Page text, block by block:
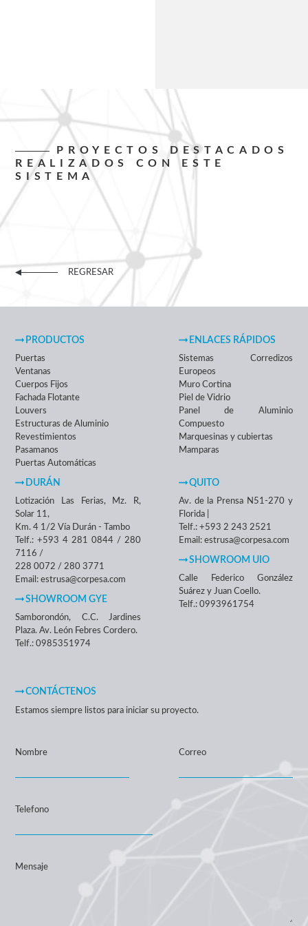
PROYECTOS DESTACADOS
REALIZADOS CON ESTE
SISTEMA
REGRESAR
ENLACES RÁPIDOS
Sistemas Corredizos
Europeos
Muro Cortina
Piel de Vidrio
Panel de Aluminio
Compuesto
Marquesinas y cubiertas
Mamparas
PRODUCTOS
Puertas
Ventanas
Cuerpos Fijos
Fachada Flotante
Louvers
Estructuras de Aluminio
Revestimientos
Pasamanos
Puertas Automáticas
QUITO
Av. de la Prensa N51-270 y
Florida |
Telf.: +593 2 243 2521
Email: estrusa@corpesa.com
SHOWROOM UIO
Calle Federico González
Suárez y Juan Coello.
Telf.: 0993961754
DURÁN
Lotización Las Ferias, Mz. R,
Solar 11,
Km. 4 1/2 Vía Durán - Tambo
Telf.: +593 4 281 0844 / 280
7116 /
228 0072 / 280 3771
Email: estrusa@corpesa.com
SHOWROOM GYE
Samborondón, C.C. Jardines
Plaza. Av. León Febres Cordero.
Telf.: 0985351974
CONTÁCTENOS
Estamos siempre listos para iniciar su proyecto.
Nombre Correo
Telefono
Mensaje